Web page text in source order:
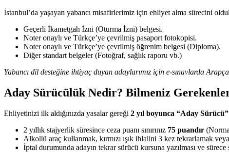
İstanbul’da yaşayan yabancı misafirlerimiz için ehliyet alma sürecini
Geçerli İkametgah İzni (Oturma İzni) belgesi.
Noter onaylı ve Türkçe’ye çevrilmiş pasaport fotokopisi.
Noter onaylı ve Türkçe’ye çevrilmiş öğrenim belgesi (Diploma).
Diğer standart belgeler (Fotoğraf, sağlık raporu vb.)
Yabancı dil desteğine ihtiyaç duyan adaylarımız için e-sınavlarda
Aday Sürücülük Nedir? Bilmeniz
Ehliyetinizi ilk aldığınızda yasalar gereği 2 yıl boyunca “Aday
2 yıllık stajyerlik süresince ceza puanı sınırınız 75 puandır
Alkollü araç kullanmak, kırmızı ışık ihlalini 3 kez tekrarlamak
İptal durumunda adayın tekrar sürücü kursuna yazılması ve